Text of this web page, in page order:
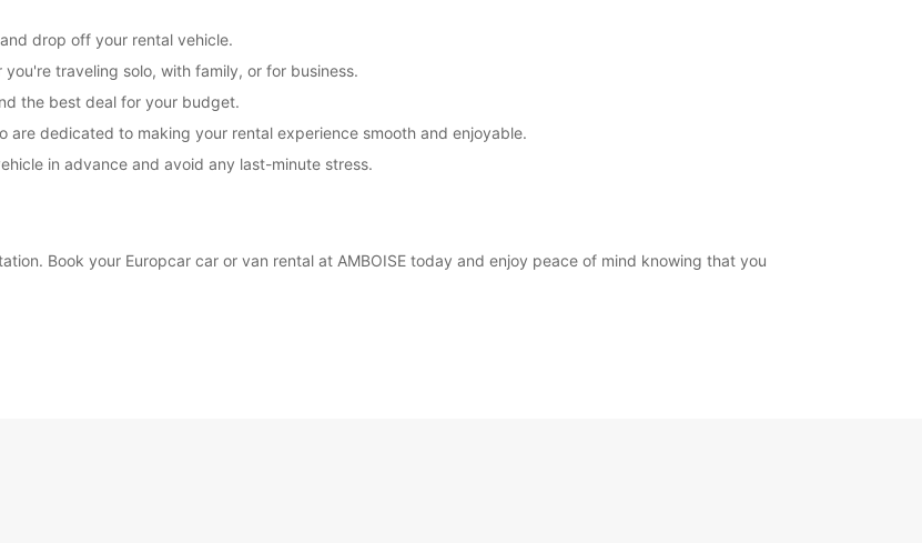
drop off your rental vehicle.
traveling solo, with family, or for business.
the best deal for your budget.
are dedicated to making your rental experience smooth and enjoyable.
in advance and avoid any last-minute stress.
Book your Europcar car or van rental at AMBOISE today and enjoy peace of mind knowing that you